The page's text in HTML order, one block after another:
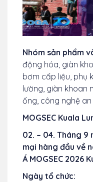
Nhóm sản phẩm
động hóa, giàn
bơm cấp liệu, phụ
lường, giàn khoan
ống, công nghệ
MOGSEC Kuala
02. – 04. Tháng 9
mại hàng đầu về
Á MOGSEC 2026
Ngày tổ chức: